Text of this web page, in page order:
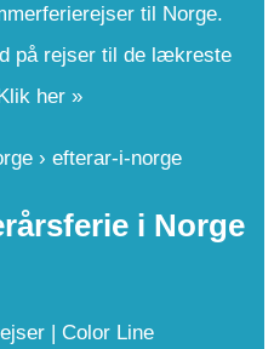
til Norge.
på rejser til de lækreste
her »
› efterar-i-norge
i Norge
| Color Line